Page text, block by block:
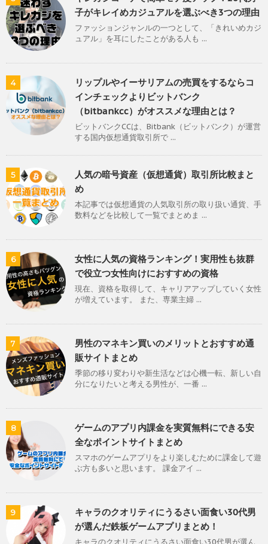
子がキレイめカジュアルを選ぶべき3つの理由
ファッションジャンルの一つとして、「きれいめカジ
ュアル」を耳にしたことがある人も ...
4
リップルやイーサリアムの売買をするならコ
インチェックよりビットバンク
（bitbankcc）がオススメな理由とは？
ビットバンクCCは、Bitbank（ビットバンク）が運営
する国内仮想通貨取引所で ...
5
人気の暗号資産（仮想通貨）取引所比較まと
め
本記事では仮想通貨の人気取引所の取り扱い通貨、手
数料などを比較して一覧でまとめま ...
6
女性に人気の資格ランキング！実用性も抜群
で役立つ女性向けにおすすめの資格
現在、資格を取得して、キャリアアップしていく女性
が増えています。 また、専業主婦 ...
7
男性のマネキン買いのメリットとおすすめ通
販サイトまとめ
季節の移り変わりや新生活などは心機一転、新しい自
分になりたいと考える男性が、一番 ...
8
ゲームのアプリ内課金を実質無料にできる安
全なポイントサイトまとめ
スマホのゲームアプリをより楽しむために課金して遊
ぶ方も多いと思います。 課金アイ ...
9
キャラのクオリティにうるさい面食い30代男
が選んだ鉄板ゲームアプリまとめ！